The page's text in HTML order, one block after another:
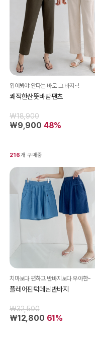
입어봐야 안다는 바로 그 바지~!
쾌적한산뜻바람팬츠
₩18,900
₩9,900 48%
216개 구매중
치마보다 편하고 반바지보다 우아한~
플레어핀턱데님반바지
₩32,500
₩12,800 61%